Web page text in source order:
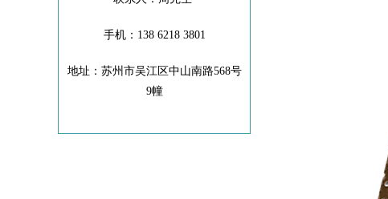
手机：138 6218 3801
地址：苏州市吴江区中山南路568号
9幢